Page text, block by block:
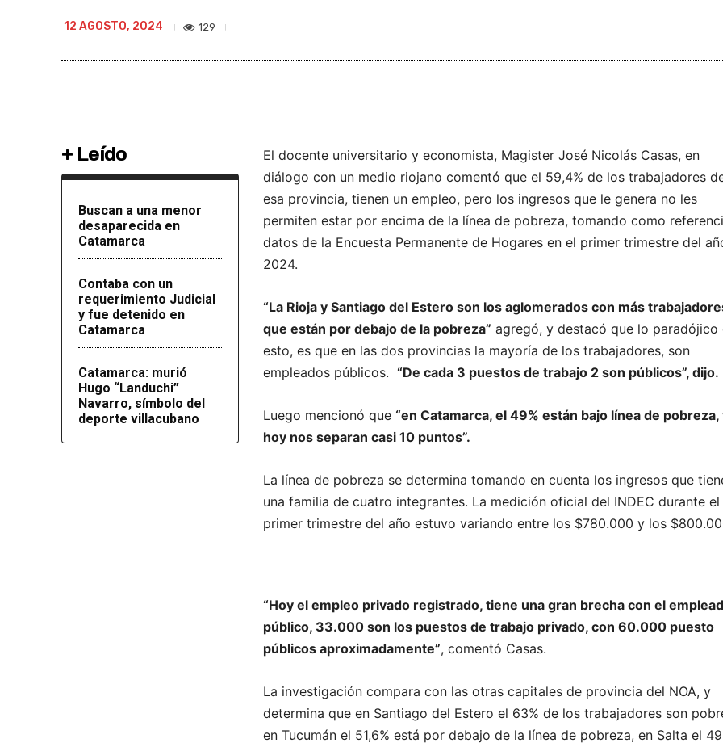
12 AGOSTO, 2024 129
+ Leído
Buscan a una menor
desaparecida en
Catamarca
Contaba con un
requerimiento Judicial
y fue detenido en
Catamarca
Catamarca: murió
Hugo “Landuchi”
Navarro, símbolo del
deporte villacubano
El docente universitario y economista, Magister José Nicolás Casas, en
diálogo con un medio riojano comentó que el 59,4% de los trabajadores
esa provincia, tienen un empleo, pero los ingresos que le genera no les
permiten estar por encima de la línea de pobreza, tomando como
datos de la Encuesta Permanente de Hogares en el primer trimestre del
2024.
“La Rioja y Santiago del Estero son los aglomerados con más
que están por debajo de la pobreza” agregó, y destacó que lo paradójico
esto, es que en las dos provincias la mayoría de los trabajadores, son
empleados públicos. “De cada 3 puestos de trabajo 2 son públicos”, dijo.
Luego mencionó que “en Catamarca, el 49% están bajo línea de pobreza,
hoy nos separan casi 10 puntos”.
La línea de pobreza se determina tomando en cuenta los ingresos que
una familia de cuatro integrantes. La medición oficial del INDEC durante el
primer trimestre del año estuvo variando entre los $780.000 y los
“Hoy el empleo privado registrado, tiene una gran brecha con el
público, 33.000 son los puestos de trabajo privado, con 60.000 puesto
públicos aproximadamente”, comentó Casas.
La investigación compara con las otras capitales de provincia del NOA, y
determina que en Santiago del Estero el 63% de los trabajadores son
en Tucumán el 51,6% está por debajo de la línea de pobreza, en Salta el